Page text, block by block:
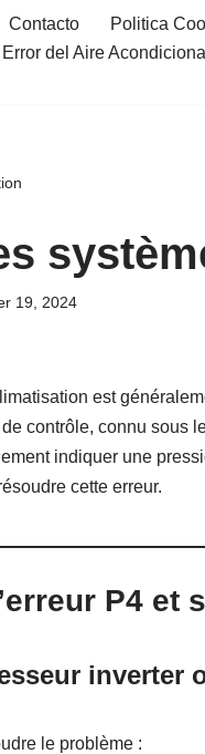
Contacto Politica
del Aire
19, 2024
est
contrôle, connu sous
indiquer une
cette erreur.
P4 et
inverter
le problème :